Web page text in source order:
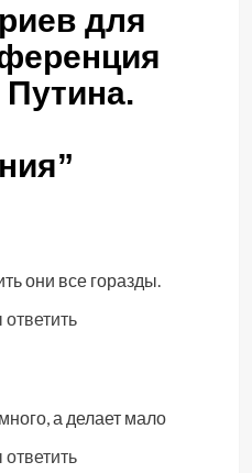
для
”
они все горазды.
а делает мало